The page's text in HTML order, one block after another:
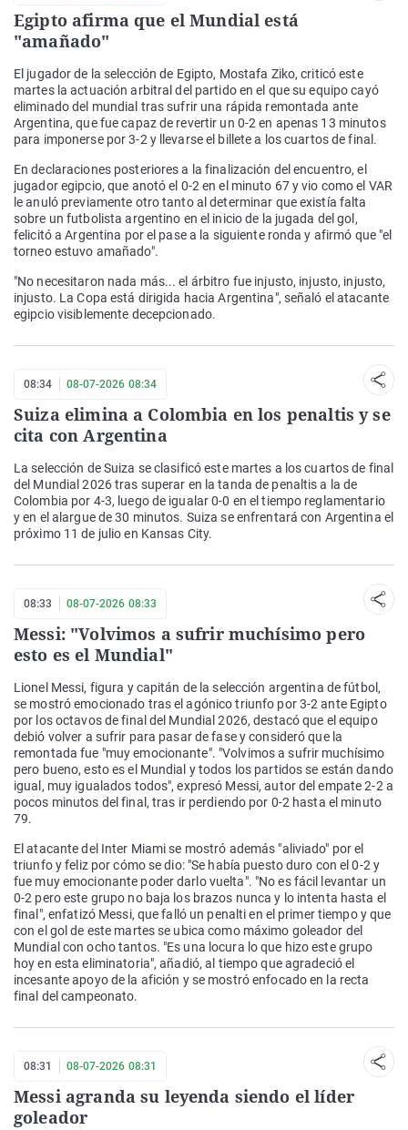
Egipto afirma que el Mundial está
"amañado"
El jugador de la selección de Egipto, Mostafa Ziko, criticó este
martes la actuación arbitral del partido en el que su equipo cayó
eliminado del mundial tras sufrir una rápida remontada ante
Argentina, que fue capaz de revertir un 0-2 en apenas 13 minutos
para imponerse por 3-2 y llevarse el billete a los cuartos de final.
En declaraciones posteriores a la finalización del encuentro, el
jugador egipcio, que anotó el 0-2 en el minuto 67 y vio como el VAR
le anuló previamente otro tanto al determinar que existía falta
sobre un futbolista argentino en el inicio de la jugada del gol,
felicitó a Argentina por el pase a la siguiente ronda y afirmó que "el
torneo estuvo amañado".
"No necesitaron nada más... el árbitro fue injusto, injusto, injusto,
injusto. La Copa está dirigida hacia Argentina", señaló el atacante
egipcio visiblemente decepcionado.
08:34 08-07-2026 08:34
Suiza elimina a Colombia en los penaltis y se
cita con Argentina
La selección de Suiza se clasificó este martes a los cuartos de final
del Mundial 2026 tras superar en la tanda de penaltis a la de
Colombia por 4-3, luego de igualar 0-0 en el tiempo reglamentario
y en el alargue de 30 minutos. Suiza se enfrentará con Argentina el
próximo 11 de julio en Kansas City.
08:33 08-07-2026 08:33
Messi: "Volvimos a sufrir muchísimo pero
esto es el Mundial"
Lionel Messi, figura y capitán de la selección argentina de fútbol,
se mostró emocionado tras el agónico triunfo por 3-2 ante Egipto
por los octavos de final del Mundial 2026, destacó que el equipo
debió volver a sufrir para pasar de fase y consideró que la
remontada fue "muy emocionante". "Volvimos a sufrir muchísimo
pero bueno, esto es el Mundial y todos los partidos se están dando
igual, muy igualados todos", expresó Messi, autor del empate 2-2 a
pocos minutos del final, tras ir perdiendo por 0-2 hasta el minuto
79.
El atacante del Inter Miami se mostró además "aliviado" por el
triunfo y feliz por cómo se dio: "Se había puesto duro con el 0-2 y
fue muy emocionante poder darlo vuelta". "No es fácil levantar un
0-2 pero este grupo no baja los brazos nunca y lo intenta hasta el
final", enfatizó Messi, que falló un penalti en el primer tiempo y que
con el gol de este martes se ubica como máximo goleador del
Mundial con ocho tantos. "Es una locura lo que hizo este grupo
hoy en esta eliminatoria", añadió, al tiempo que agradeció el
incesante apoyo de la afición y se mostró enfocado en la recta
final del campeonato.
08:31 08-07-2026 08:31
Messi agranda su leyenda siendo el líder
goleador